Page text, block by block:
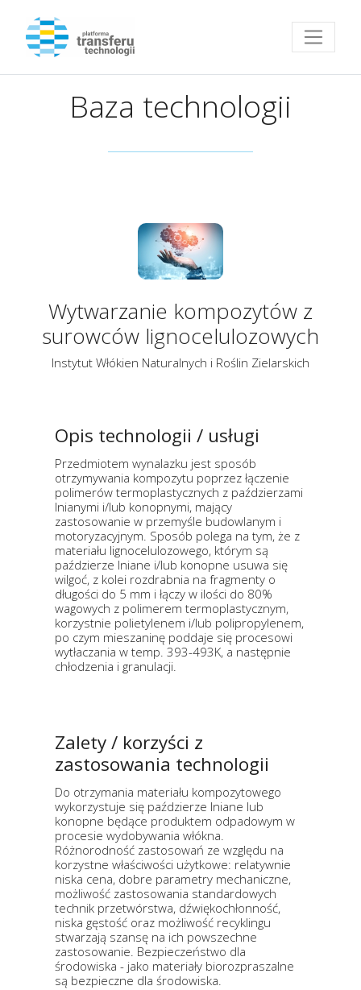
Przejdź do strony głównej
Baza technologii
Wytwarzanie kompozytów z
surowców lignocelulozowych
Instytut Włókien Naturalnych i Roślin Zielarskich
Opis technologii / usługi
Przedmiotem wynalazku jest sposób
otrzymywania kompozytu poprzez łączenie
polimerów termoplastycznych z paździerzami
lnianymi i/lub konopnymi, mający
zastosowanie w przemyśle budowlanym i
motoryzacyjnym. Sposób polega na tym, że z
materiału lignocelulozowego, którym są
paździerze lniane i/lub konopne usuwa się
wilgoć, z kolei rozdrabnia na fragmenty o
długości do 5 mm i łączy w ilości do 80%
wagowych z polimerem termoplastycznym,
korzystnie polietylenem i/lub polipropylenem,
po czym mieszaninę poddaje się procesowi
wytłaczania w temp. 393-493K, a następnie
chłodzenia i granulacji.
Zalety / korzyści z
zastosowania technologii
Do otrzymania materiału kompozytowego
wykorzystuje się paździerze lniane lub
konopne będące produktem odpadowym w
procesie wydobywania włókna.
Różnorodność zastosowań ze względu na
korzystne właściwości użytkowe: relatywnie
niska cena, dobre parametry mechaniczne,
możliwość zastosowania standardowych
technik przetwórstwa, dźwiękochłonność,
niska gęstość oraz możliwość recyklingu
stwarzają szansę na ich powszechne
zastosowanie. Bezpieczeństwo dla
środowiska - jako materiały biorozpraszalne
są bezpieczne dla środowiska.